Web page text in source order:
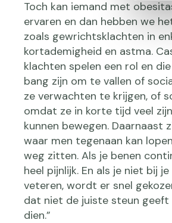
Toch kan iemand met
ervaren en dan hebben we
zoals gewrichtsklachten in
kortademigheid en astma.
klachten spelen een rol en
bang zijn om te vallen of
ze verwachten te krijgen, of
omdat ze in korte tijd veel
kunnen bewegen. Daarnaast
waar men tegenaan kan
weg zitten. Als je benen
heel pijnlijk. En als je niet bij
veteren, wordt er snel
dat niet de juiste steun
dien.”